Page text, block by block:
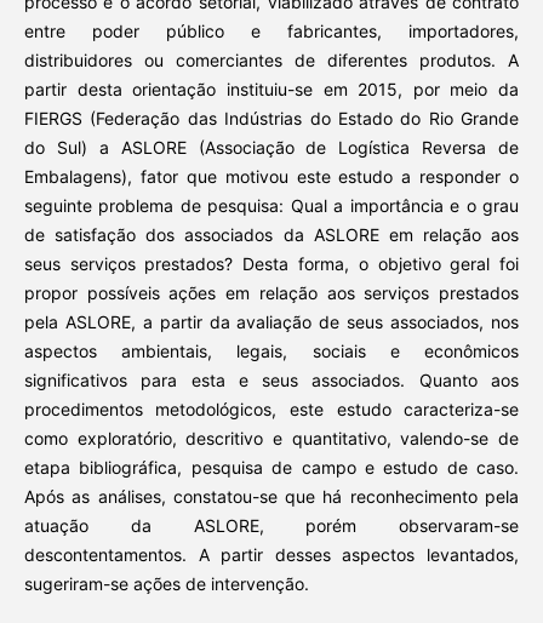
entre poder público e fabricantes, importadores,
distribuidores ou comerciantes de diferentes produtos. A
partir desta orientação instituiu-se em 2015, por meio da
FIERGS (Federação das Indústrias do Estado do Rio Grande
do Sul) a ASLORE (Associação de Logística Reversa de
Embalagens), fator que motivou este estudo a responder o
seguinte problema de pesquisa: Qual a importância e o grau
de satisfação dos associados da ASLORE em relação aos
seus serviços prestados? Desta forma, o objetivo geral foi
propor possíveis ações em relação aos serviços prestados
pela ASLORE, a partir da avaliação de seus associados, nos
aspectos ambientais, legais, sociais e econômicos
significativos para esta e seus associados. Quanto aos
procedimentos metodológicos, este estudo caracteriza-se
como exploratório, descritivo e quantitativo, valendo-se de
etapa bibliográfica, pesquisa de campo e estudo de caso.
Após as análises, constatou-se que há reconhecimento pela
atuação da ASLORE, porém observaram-se
descontentamentos. A partir desses aspectos levantados,
sugeriram-se ações de intervenção.